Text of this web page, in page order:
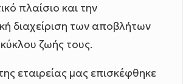
πλαίσιο και την
διαχείριση των αποβλήτων
ζωής τους.
εταιρείας μας επισκέφθηκε